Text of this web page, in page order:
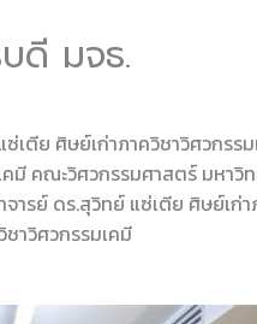
ดี มจธ.
ย ศิษย์เก่าภาควิชาวิศวกรร
มี คณะวิศวกรรมศาสตร์ มหา
ย์ ดร.สุวิทย์ แซ่เตีย ศิษย์เก่า
าวิศวกรรมเคมี